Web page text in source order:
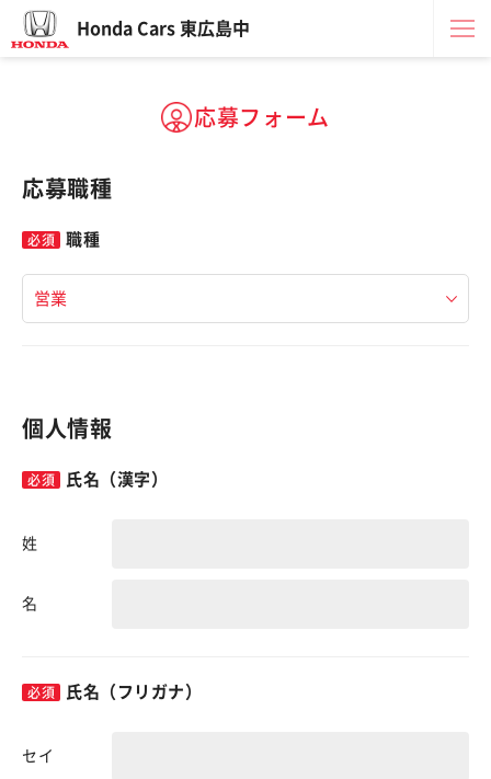
Honda Cars 東広島中
応募フォーム
応募職種
職種
個人情報
氏名（漢字）
姓
名
氏名（フリガナ）
セイ